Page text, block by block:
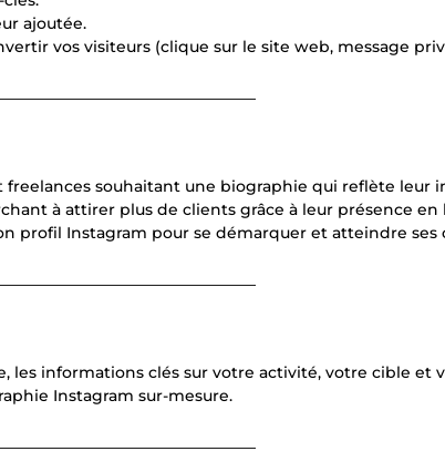
ajoutée.
vos visiteurs (clique sur le site web, message
souhaitant une biographie qui reflète leur
à attirer plus de clients grâce à leur présence en
profil Instagram pour se démarquer et atteindre ses
les informations clés sur votre activité, votre cible et
Instagram sur-mesure.